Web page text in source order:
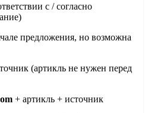
с / согласно
предложения, но возможна
(артикль не нужен перед
+ артикль + источник